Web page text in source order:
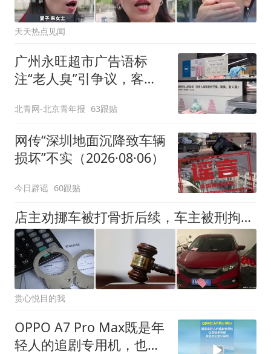
天天热点见闻
广州永旺超市广告语标
注“老人臭”引争议，客服
北青网-北京青年报 63跟贴
网传“深圳地面沉降致车辆
损坏”不实（2026·08·06）
今日辟谣 60跟贴
店主劝挪车被打骨折后续，车主被刑拘仅开胃菜，更严重的还在后面
赏心悦目的我
OPPO A7 Pro Max既是年
轻人的追剧专用机，也是